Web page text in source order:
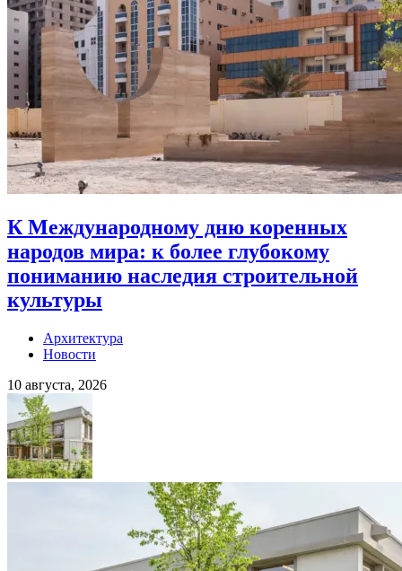
К Международному дню коренных
народов мира: к более глубокому
пониманию наследия строительной
культуры
Архитектура
Новости
10 августа, 2026